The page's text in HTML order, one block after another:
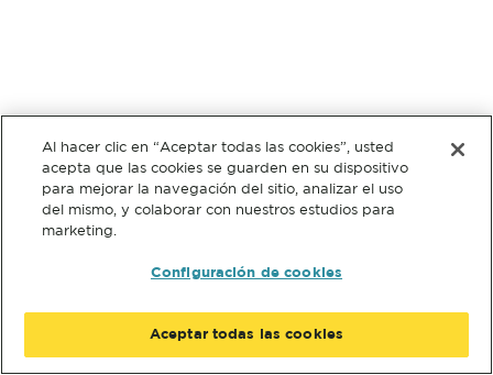
Al hacer clic en “Aceptar todas las cookies”, usted
acepta que las cookies se guarden en su dispositivo
para mejorar la navegación del sitio, analizar el uso
del mismo, y colaborar con nuestros estudios para
marketing.
Configuración de cookies
Aceptar todas las cookies